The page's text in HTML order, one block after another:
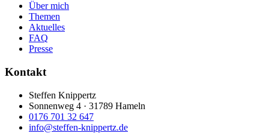
Über mich
Themen
Aktuelles
FAQ
Presse
Kontakt
Steffen Knippertz
Sonnenweg 4 · 31789 Hameln
0176 701 32 647
info@steffen-knippertz.de